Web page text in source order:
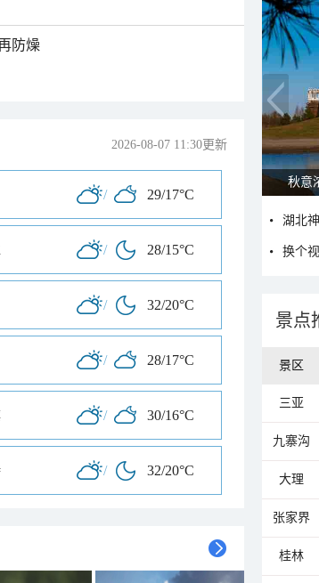
防燥
2026-08-07 11:30更新
/ 29/17°C
/ 28/15°C
/ 32/20°C
/ 28/17°C
/ 30/16°C
/ 32/20°C
湖北
换个
景点
景区
三亚
九寨沟
大理
张家界
桂林